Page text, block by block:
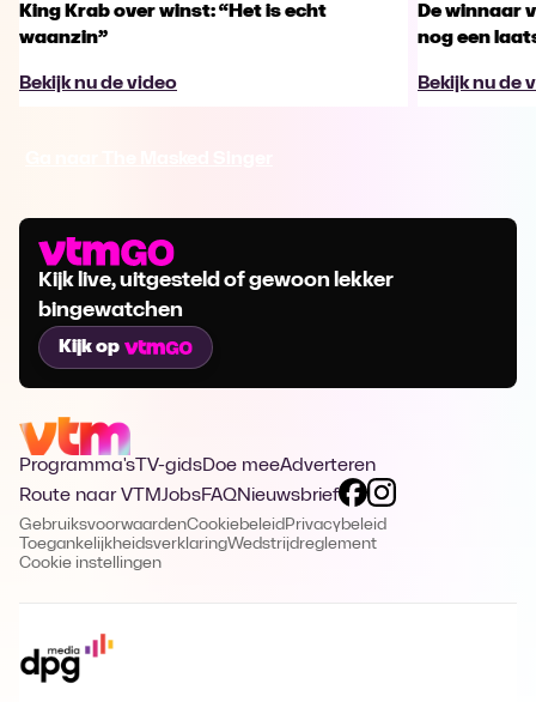
King Krab over winst: “Het is echt
waanzin”
Bekijk nu de video
De winnaar
nog een
Bekijk nu de
Kijk live, uitgesteld of gewoon lekker
bingewatchen
Kijk op
Programma's TV-gidsDoe meeAdverteren
Route naar VTMJobsFAQNieuwsbrief
GebruiksvoorwaardenCookiebeleid Privacybeleid
ToegankelijkheidsverklaringWedstrijdreglement
Cookie instellingen